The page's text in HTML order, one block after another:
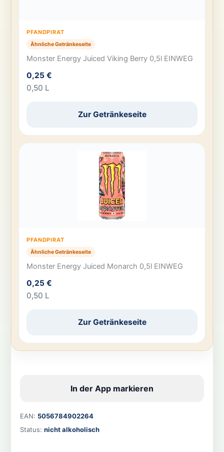
PFANDPIRAT
Ähnliche Getränkeseite
Monster Energy Juiced Viking Berry 0,5l EINWEG
0,25 €
0,50 L
Zur Getränkeseite
PFANDPIRAT
Ähnliche Getränkeseite
Monster Energy Juiced Monarch 0,5l EINWEG
0,25 €
0,50 L
Zur Getränkeseite
In der App markieren
EAN: 5056784902264
Status: nicht alkoholisch